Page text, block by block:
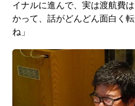
イナルに進んで、実は渡航費
かって、話がどんどん面白く
ね」